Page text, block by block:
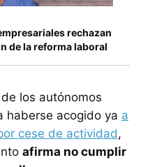
rechazan
de la reforma laboral
los autónomos
haberse acogido ya a
cese de actividad,
afirma no cumplir